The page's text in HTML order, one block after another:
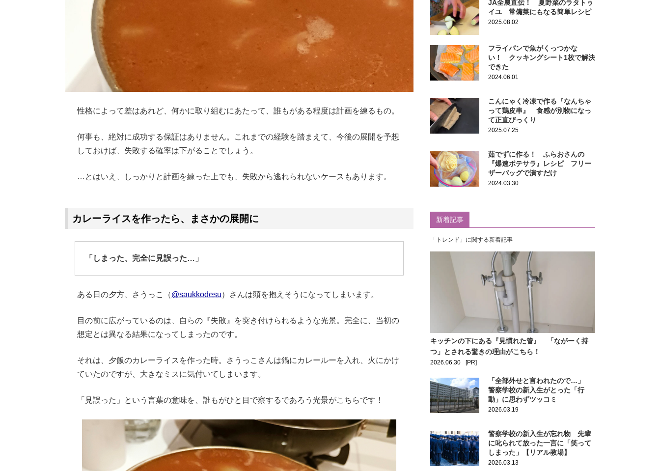
性格によって差はあれど、何かに取り組むにあたって、誰もがある程度は計画を練るもの。
何事も、絶対に成功する保証はありません。これまでの経験を踏まえて、今後の展開を予想
しておけば、失敗する確率は下がることでしょう。
…とはいえ、しっかりと計画を練った上でも、失敗から逃れられないケースもあります。
カレーライスを作ったら、まさかの展開に
「しまった、完全に見誤った…」
ある日の夕方、さうっこ（@saukkodesu）さんは頭を抱えそうになってしまいます。
目の前に広がっているのは、自らの『失敗』を突き付けられるような光景。完全に、当初の
想定とは異なる結果になってしまったのです。
それは、夕飯のカレーライスを作った時。さうっこさんは鍋にカレールーを入れ、火にかけ
ていたのですが、大きなミスに気付いてしまいます。
「見誤った」という言葉の意味を、誰もがひと目で察するであろう光景がこちらです！
JA全農直伝！ 夏野菜のラタトゥ
イユ 常備菜にもなる簡単レシピ
2025.08.02
フライパンで魚がくっつかな
い！ クッキングシート1枚で解決
できた
2024.06.01
こんにゃく冷凍で作る『なんちゃ
って鶏皮串』 食感が別物になっ
て正直びっくり
2025.07.25
茹でずに作る！ ふらおさんの
『爆速ポテサラ』レシピ フリー
ザーバッグで潰すだけ
2024.03.30
新着記事
「トレンド」に関する新着記事
キッチンの下にある『見慣れた管』 「ながーく持
つ」とされる驚きの理由がこちら！
2026.06.30 [PR]
「全部外せと言われたので…」
警察学校の新入生がとった「行
動」に思わずツッコミ
2026.03.19
警察学校の新入生が忘れ物 先輩
に叱られて放った一言に「笑って
しまった」【リアル教場】
2026.03.13